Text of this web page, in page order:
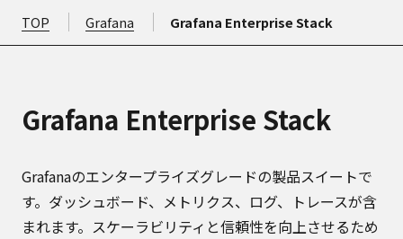
TOP Grafana Grafana Enterprise Stack
Grafana Enterprise Stack
Grafanaのエンタープライズグレードの製品スイートで
す。ダッシュボード、メトリクス、ログ、トレースが含
まれます。スケーラビリティと信頼性を向上させるため